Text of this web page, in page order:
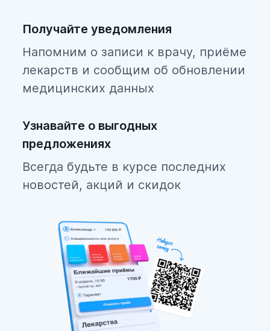
Получайте уведомления
Напомним о записи к врачу, приёме
лекарств и сообщим об обновлении
медицинских данных
Узнавайте о выгодных
предложениях
Всегда будьте в курсе последних
новостей, акций и скидок